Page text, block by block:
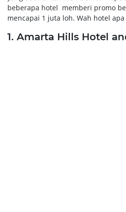
beberapa hotel memberi promo
mencapai 1 juta loh. Wah hotel apa
1. Amarta Hills Hotel